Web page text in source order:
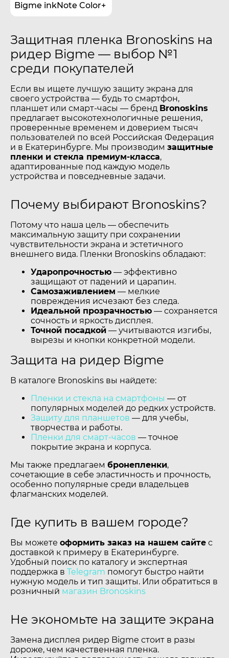
Bigme inkNote Color+
Защитная пленка Bronoskins на
ридер Bigme — выбор №1
среди покупателей
Если вы ищете лучшую защиту экрана для
своего устройства — будь то смартфон,
планшет или смарт-часы — бренд Bronoskins
предлагает высокотехнологичные решения,
проверенные временем и доверием тысяч
пользователей по всей Российская Федерация
и в Екатеринбурге. Мы производим защитные
пленки и стекла премиум-класса,
адаптированные под каждую модель
устройства и повседневные задачи.
Почему выбирают Bronoskins?
Потому что наша цель — обеспечить
максимальную защиту при сохранении
чувствительности экрана и эстетичного
внешнего вида. Пленки Bronoskins обладают:
Ударопрочностью — эффективно
защищают от падений и царапин.
Самозаживлением — мелкие
повреждения исчезают без следа.
Идеальной прозрачностью — сохраняется
сочность и яркость дисплея.
Точной посадкой — учитываются изгибы,
вырезы и кнопки конкретной модели.
Защита на ридер Bigme
В каталоге Bronoskins вы найдете:
Пленки и стекла на смартфоны — от
популярных моделей до редких устройств.
Защиту для планшетов — для учебы,
творчества и работы.
Пленки для смарт-часов — точное
покрытие экрана и корпуса.
Мы также предлагаем бронепленки,
сочетающие в себе эластичность и прочность,
особенно популярные среди владельцев
флагманских моделей.
Где купить в вашем городе?
Вы можете оформить заказ на нашем сайте с
доставкой к примеру в Екатеринбурге.
Удобный поиск по каталогу и экспертная
поддержка в Telegram помогут быстро найти
нужную модель и тип защиты. Или обратиться в
розничный магазин Bronoskins
Не экономьте на защите экрана
Замена дисплея ридер Bigme стоит в разы
дороже, чем качественная пленка.